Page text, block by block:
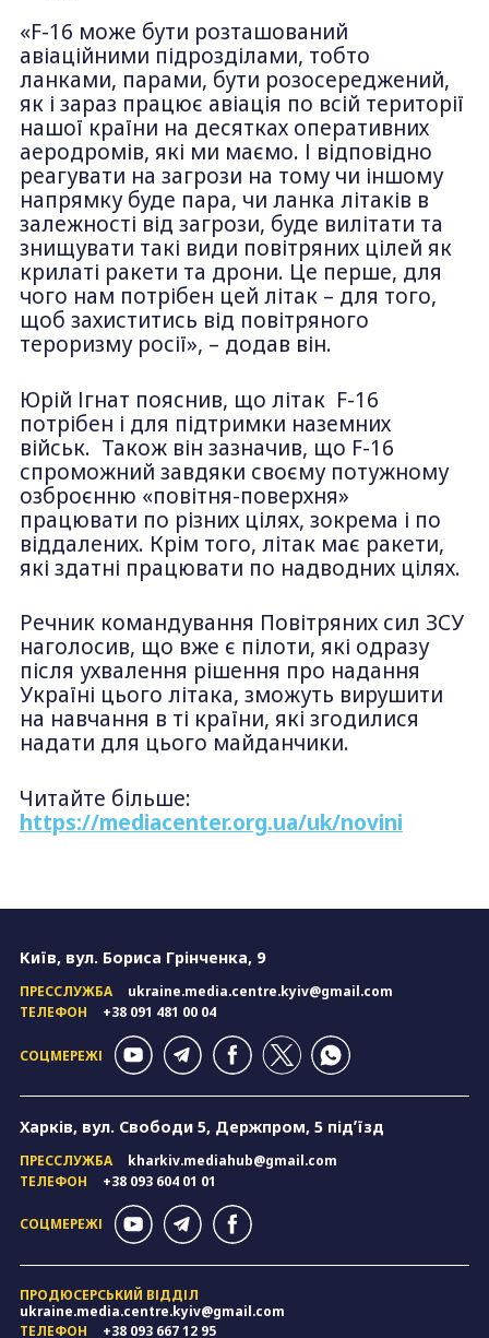
«F-16 може бути розташований
авіаційними підрозділами, тобто
ланками, парами, бути розосереджений,
як і зараз працює авіація по всій території
нашої країни на десятках оперативних
аеродромів, які ми маємо. І відповідно
реагувати на загрози на тому чи іншому
напрямку буде пара, чи ланка літаків в
залежності від загрози, буде вилітати та
знищувати такі види повітряних цілей як
крилаті ракети та дрони. Це перше, для
чого нам потрібен цей літак – для того,
щоб захиститись від повітряного
тероризму росії», – додав він.
Юрій Ігнат пояснив, що літак F-16
потрібен і для підтримки наземних
військ. Також він зазначив, що F-16
спроможний завдяки своєму потужному
озброєнню «повітня-поверхня»
працювати по різних цілях, зокрема і по
віддалених. Крім того, літак має ракети,
які здатні працювати по надводних цілях.
Речник командування Повітряних сил ЗСУ
наголосив, що вже є пілоти, які одразу
після ухвалення рішення про надання
Україні цього літака, зможуть вирушити
на навчання в ті країни, які згодилися
надати для цього майданчики.
Читайте більше:
https://mediacenter.org.ua/uk/novini
Київ, вул. Бориса Грінченка, 9
ПРЕССЛУЖБА
ukraine.media.centre.kyiv@gmail.com
ТЕЛЕФОН
+38 091 481 00 04
СОЦМЕРЕЖІ
Харків, вул. Свободи 5, Держпром, 5 підʼїзд
ПРЕССЛУЖБА
kharkiv.mediahub@gmail.com
ТЕЛЕФОН
+38 093 604 01 01
СОЦМЕРЕЖІ
ПРОДЮСЕРСЬКИЙ ВІДДІЛ
ukraine.media.centre.kyiv@gmail.com
ТЕЛЕФОН
+38 093 667 12 95